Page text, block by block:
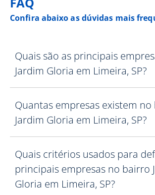
Confira abaixo as dúvidas mais
Quais são as principais
Jardim Gloria em Limeira, SP?
Quantas empresas existem
Jardim Gloria em Limeira, SP?
Quais critérios usados para
principais empresas no bairro
Gloria em Limeira, SP?